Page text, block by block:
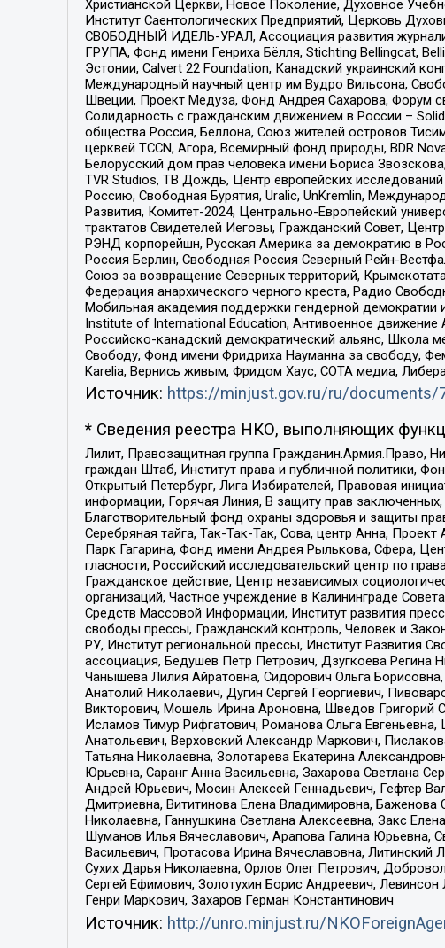
Христианской Церкви, Новое Поколение, Духовное
Институт Саентологических Предприятий, Церковь
СВОБОДНЫЙ ИДЕЛЬ-УРАЛ, Ассоциация развития
ГРУПА, Фонд имени Генриха Бёлля, Stichting Bellingcat,
Эстонии, Calvert 22 Foundation, Канадский украинский
Международный научный центр им Вудро Вильсона,
Швеции, Проект Медуза, Фонд Андрея Сахарова, Форум
Солидарность с гражданским движением в России –
общества Россия, Беллона, Союз жителей островов
церквей TCCN, Агора, Всемирный фонд природы, BDR
Белорусский дом прав человека имени Бориса
TVR Studios, ТВ Дождь, Центр европейских
Россию, Свободная Бурятия, Uralic, UnKremlin,
Развития, Комитет-2024, Центрально-Европейский
трактатов Свидетелей Иеговы, Гражданский Совет,
РЭНД корпорейшн, Русская Америка за демократию в
Россия Берлин, Свободная Россия Северный Рейн-
Союз за возвращение Северных территорий,
Федерация анархического черного креста, Радио
Мобильная академия поддержки гендерной демократии
Institute of International Education, Антивоенное
Российско-канадский демократический альянс, Школа
Свободу, Фонд имени Фридриха Науманна за свободу,
Karelia, Вернись живым, Фридом Хаус, СОТА медиа,
Источник: https://minjust.gov.ru/ru/documents/
* Сведения реестра НКО, выполняющих
Лилит, Правозащитная группа Гражданин.Армия.Право,
граждан Штаб, Институт права и публичной политики,
Открытый Петербург, Лига Избирателей, Правовая
информации, Горячая Линия, В защиту прав
Благотворительный фонд охраны здоровья и защиты
Серебряная тайга, Так-Так-Так, Сова, центр Анна,
Парк Гагарина, Фонд имени Андрея Рылькова, Сфера,
гласности, Российский исследовательский центр по
Гражданское действие, Центр независимых
организаций, Частное учреждение в Калининграде
Средств Массовой Информации, Институт развития
свободы прессы, Гражданский контроль, Человек и
РУ, Институт региональной прессы, Институт
ассоциация, Бедушев Петр Петрович, Дзугкоева
Чанышева Лилия Айратовна, Сидорович Ольга
Анатолий Николаевич, Дугин Сергей Георгиевич,
Викторович, Мошель Ирина Ароновна, Шведов Григорий
Исламов Тимур Рифгатович, Романова Ольга
Анатольевич, Верховский Александр Маркович,
Татьяна Николаевна, Золотарева Екатерина
Юрьевна, Саранг Анна Васильевна, Захарова Светлана
Андрей Юрьевич, Мосин Алексей Геннадьевич, Гефтер
Дмитриевна, Вититинова Елена Владимировна, Баженова
Николаевна, Ганнушкина Светлана Алексеевна, Закс
Шуманов Илья Вячеславович, Арапова Галина Юрьевна,
Васильевич, Протасова Ирина Вячеславовна,
Сухих Дарья Николаевна, Орлов Олег Петрович,
Сергей Ефимович, Золотухин Борис Андреевич,
Генри Маркович, Захаров Герман Константинович
Источник: http://unro.minjust.ru/